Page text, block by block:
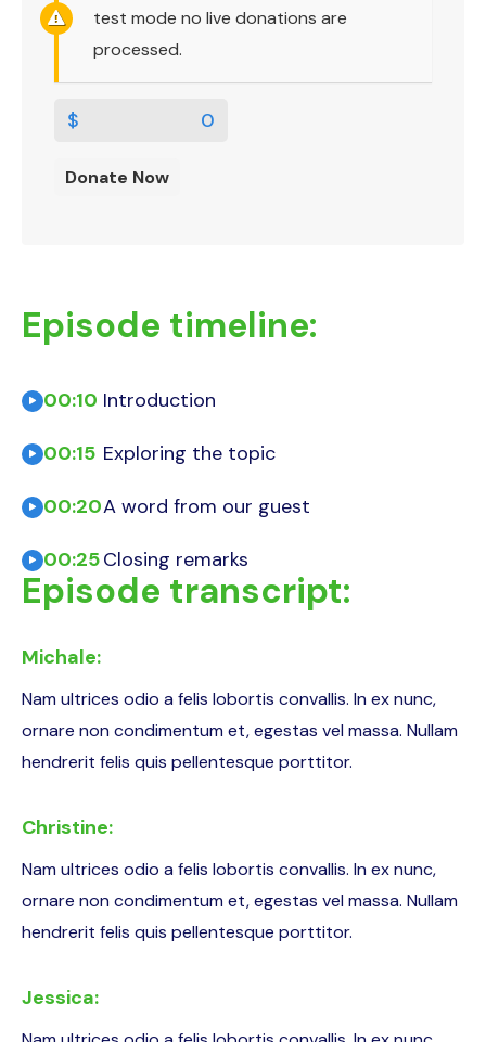
test mode no live donations are
processed.
$ 0
Donate Now
Episode transcript:
Michale:
Nam ultrices odio a felis lobortis convallis. In ex nunc,
ornare non condimentum et, egestas vel massa. Nullam
hendrerit felis quis pellentesque porttitor.
Christine:
Nam ultrices odio a felis lobortis convallis. In ex nunc,
ornare non condimentum et, egestas vel massa. Nullam
hendrerit felis quis pellentesque porttitor.
Jessica:
Episode timeline:
00:10 Introduction
00:15 Exploring the topic
00:20A word from our guest
00:25Closing remarks